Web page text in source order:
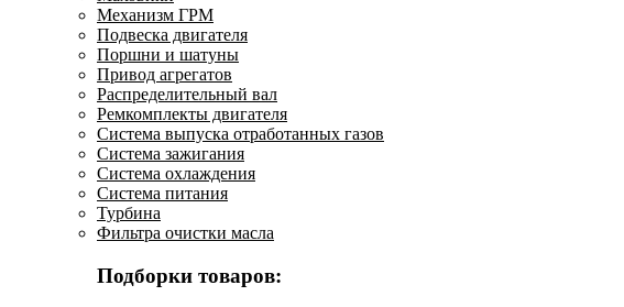
Механизм ГРМ
Подвеска двигателя
Поршни и шатуны
Привод агрегатов
Распределительный вал
Ремкомплекты двигателя
Система выпуска отработанных газов
Система зажигания
Система охлаждения
Система питания
Турбина
Фильтра очистки масла
Подборки товаров: